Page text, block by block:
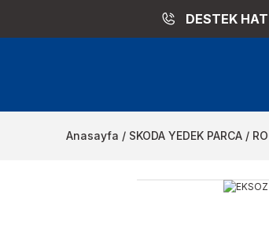
DESTEK
Anasayfa SKODA YEDEK PARCA